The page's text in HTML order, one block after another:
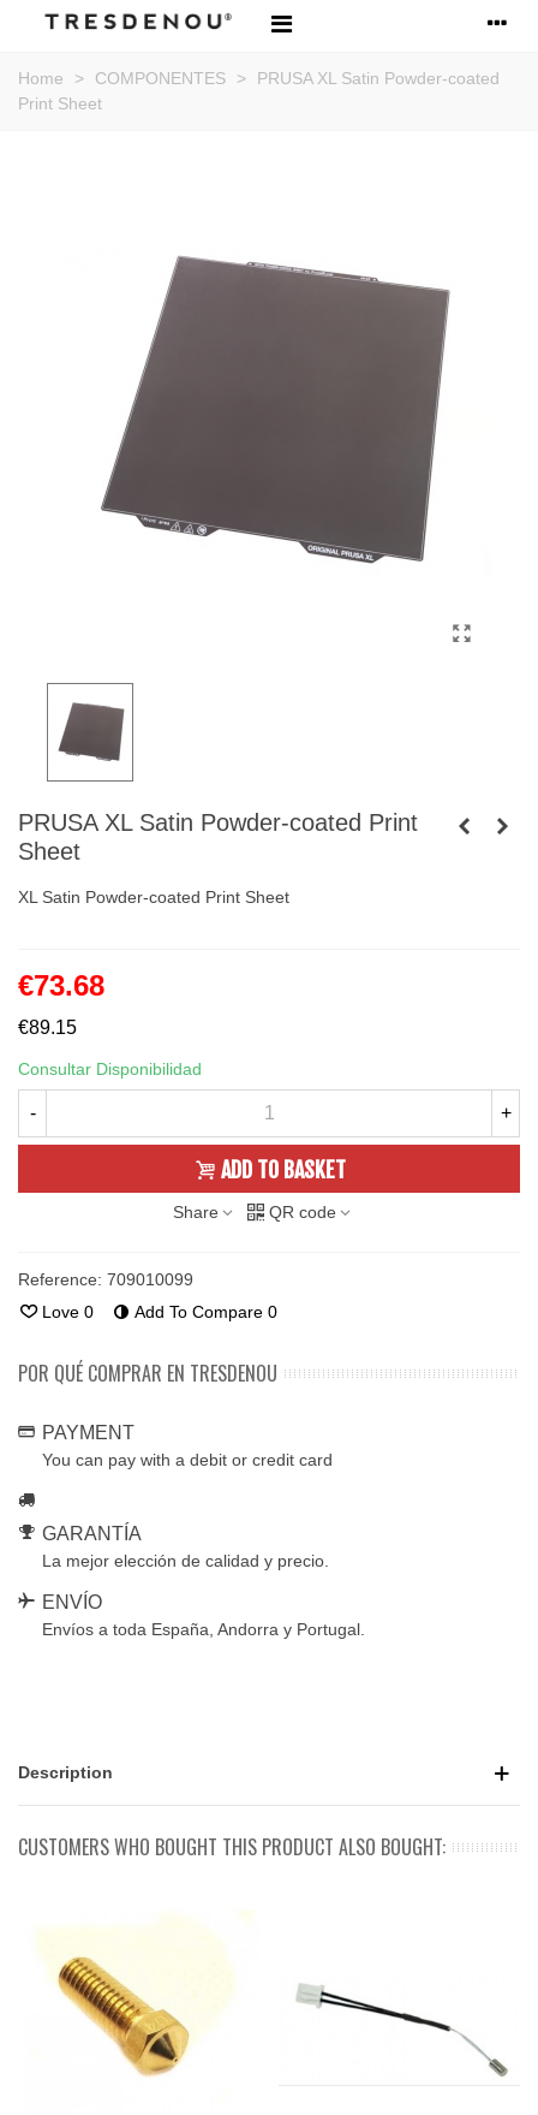
Home > COMPONENTES >
PRUSA XL Satin Powder-coated
Print Sheet
PRUSA XL Satin Powder-coated Print
Sheet
XL Satin Powder-coated Print Sheet
€73.68
€89.15
Consultar Disponibilidad
- +
ADD TO BASKET
Share QR code
Reference: 709010099
Love 0 Add To Compare 0
POR QUÉ COMPRAR EN TRESDENOU
PAYMENT
You can pay with a debit or credit card
GARANTÍA
La mejor elección de calidad y precio.
ENVÍO
Envíos a toda España, Andorra y Portugal.
Description
CUSTOMERS WHO BOUGHT THIS PRODUCT ALSO BOUGHT: